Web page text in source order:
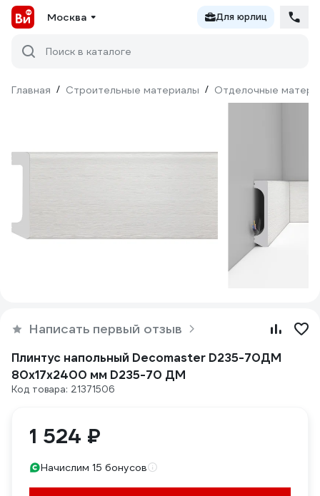
Москва Для юрлиц
Поиск в каталоге
Главная / Строительные материалы / Отделочные
Написать первый отзыв
Плинтус напольный Decomaster D235-70ДМ
80x17x2400 мм D235-70 ДМ
Код товара: 21371506
1 524 ₽
Начислим 15 бонусов